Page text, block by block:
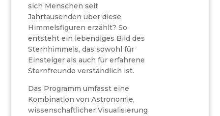
sich Menschen seit
Jahrtausenden über diese
Himmelsfiguren erzählt? So
entsteht ein lebendiges Bild des
Sternhimmels, das sowohl für
Einsteiger als auch für erfahrene
Sternfreunde verständlich ist.
Das Programm umfasst eine
Kombination von Astronomie,
wissenschaftlicher Visualisierung